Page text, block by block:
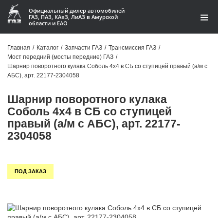
Официальный дилер автомобилей
ГАЗ, ПАЗ, КАвЗ, ЛиАЗ в Амурской
области и ЕАО
Акции
Контакты
Доставка
Статьи
Главная / Каталог / Запчасти ГАЗ / Трансмиссия ГАЗ /
Мост передний (мосты передние) ГАЗ /
Шарнир поворотного кулака Соболь 4х4 в СБ со ступицей правый (а/м с
АБС), арт. 22177-2304058
Шарнир поворотного кулака
Соболь 4х4 в СБ со ступицей
правый (а/м с АБС), арт. 22177-
2304058
ПОД ЗАКАЗ